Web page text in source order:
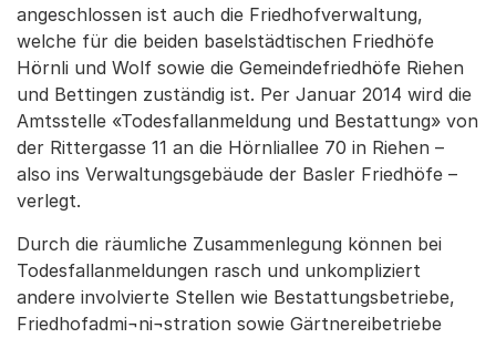
angeschlossen ist auch die Friedhofverwaltung,
welche für die beiden baselstädtischen Friedhöfe
Hörnli und Wolf sowie die Gemeindefriedhöfe Riehen
und Bettingen zuständig ist. Per Januar 2014 wird die
Amtsstelle «Todesfallanmeldung und Bestattung» von
der Rittergasse 11 an die Hörnliallee 70 in Riehen –
also ins Verwaltungsgebäude der Basler Friedhöfe –
verlegt.
Durch die räumliche Zusammenlegung können bei
Todesfallanmeldungen rasch und unkompliziert
andere involvierte Stellen wie Bestattungsbetriebe,
Friedhofadmi¬ni¬stration sowie Gärtnereibetriebe